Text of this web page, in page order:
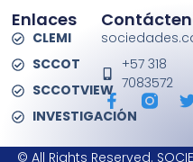
Enlaces
CLEMI
SCCOT
SCCOTVIEW
INVESTIGACIÓN
+57 318
7083572
F
a
e
t
© All Rights Reserved.